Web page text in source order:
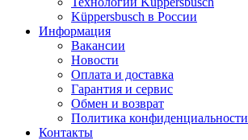
Küppersbusch в России
Информация
Вакансии
Новости
Оплата и доставка
Гарантия и сервис
Обмен и возврат
Политика конфиденциальности
Контакты